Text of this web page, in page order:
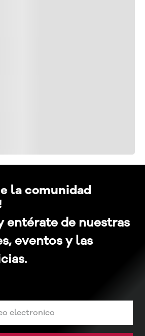
la comunidad
entérate de nuestras
eventos y las